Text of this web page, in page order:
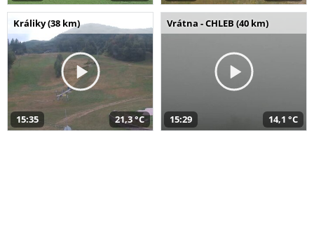
Králiky (38 km)
15:35 21,3 °C
Vrátna - CHLEB (40 km)
15:29 14,1 °C